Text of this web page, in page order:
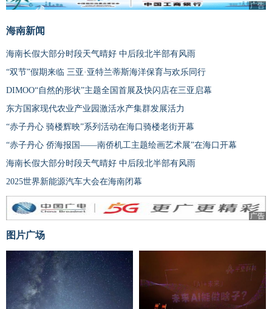
广告
海南新闻
海南长假大部分时段天气晴好 中后段北半部有风雨
“双节”假期来临 三亚·亚特兰蒂斯海洋保育与欢乐同行
DIMOO“自然的形状”主题全国首展及快闪店在三亚启幕
东方国家现代农业产业园激活水产集群发展活力
“赤子丹心 骑楼辉映”系列活动在海口骑楼老街开幕
“赤子丹心 侨海报国——南侨机工主题绘画艺术展”在海口开幕
海南长假大部分时段天气晴好 中后段北半部有风雨
2025世界新能源汽车大会在海南闭幕
广告
图片广场